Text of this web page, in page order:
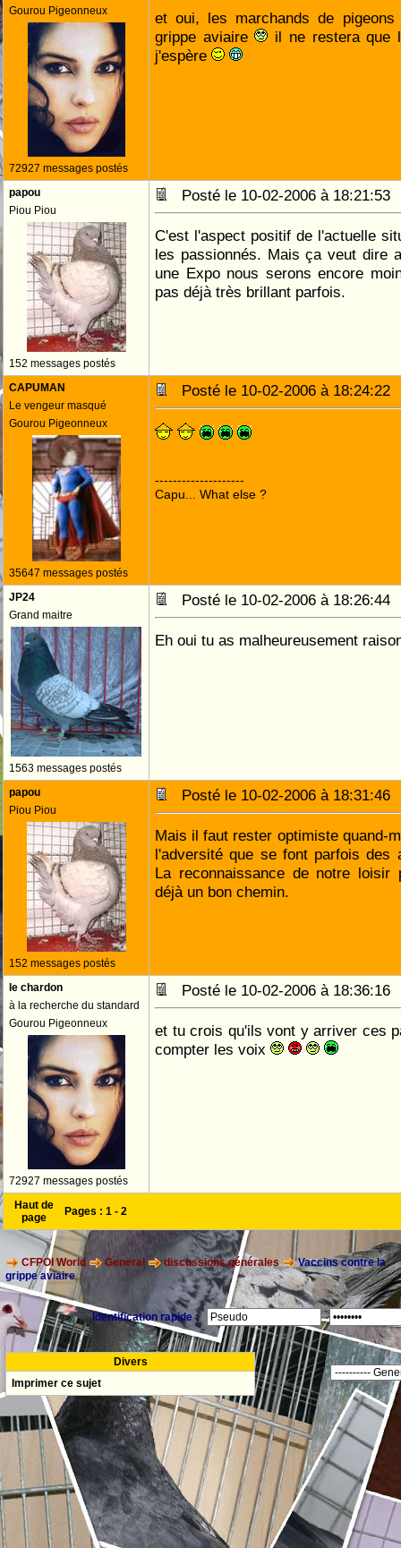
Gourou Pigeonneux
72927 messages postés
et oui, les marchands de
grippe aviaire
il ne restera que
j'espère
papou
Piou Piou
152 messages postés
Posté le 10-02-2006 à
C'est l'aspect positif de l'actuelle
les passionnés. Mais ça veut dire
une Expo nous serons encore
pas déjà très brillant parfois.
CAPUMAN
Le vengeur masqué
Gourou Pigeonneux
35647 messages postés
Posté le 10-02-2006 à
--------------------
Capu... What else ?
JP24
Grand maitre
1563 messages postés
Posté le 10-02-2006 à
Eh oui tu as malheureusement
papou
Piou Piou
152 messages postés
Posté le 10-02-2006 à
Mais il faut rester optimiste quand-
l'adversité que se font parfois des
La reconnaissance de notre loisir
déjà un bon chemin.
le chardon
à la recherche du standard
Gourou Pigeonneux
72927 messages postés
Posté le 10-02-2006 à
et tu crois qu'ils vont y arriver ces
compter les voix
Haut de
page
Pages : 1 - 2
CFPOI World General discussions générales
Vaccins contre la
grippe aviaire
Identification rapide :
Divers
Imprimer ce sujet